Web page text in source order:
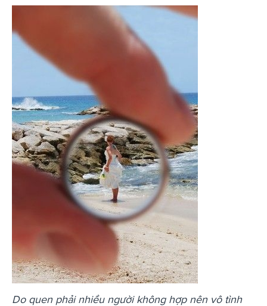
Do quen phải nhiều người không hợp nên vô tình